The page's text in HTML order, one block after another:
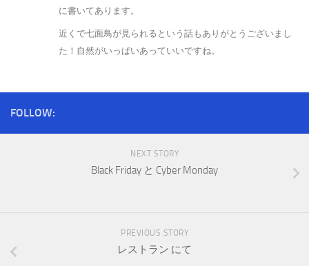
に書いてあります。
近くで七面鳥が見られるという話もありがとうございまし
た！自然がいっぱいあっていいですね。
FOLLOW:
NEXT STORY
Black Friday と Cyber Monday
PREVIOUS STORY
レストラン にて